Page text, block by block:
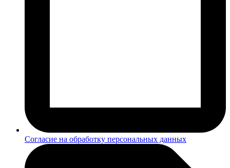
Согласие на обработку персональных данных